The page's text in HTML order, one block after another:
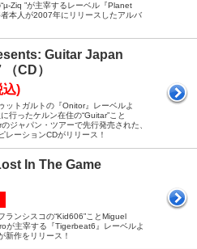
Ziq ”が主宰するレーベル『Planet
本人が2007年にリリースしたアルバ
Guitar Japan
CD）
込)
ットガルトの『Onitor』レーベルよ
行ったケルン在住の“Guitar”こと
ジャパン・ツアーで先行発売された、
レーションCDがリリース！
In The Game
ランシスコの“Kid606”ことMiguel
が主宰する『Tigerbeat6』レーベルよ
新作をリリース！